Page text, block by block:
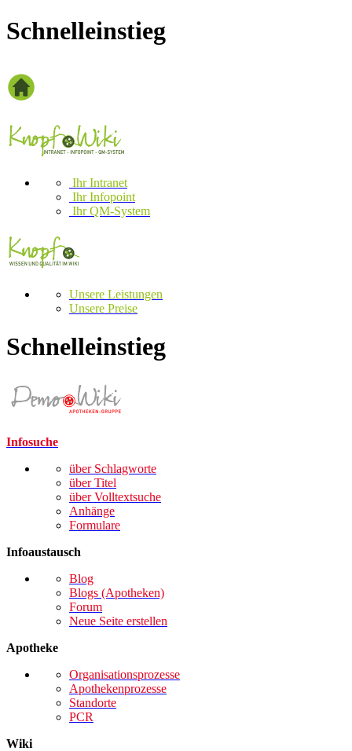
Schnelleinstieg
Ihr Intranet
Ihr Infopoint
Ihr QM-System
Unsere Leistungen
Unsere Preise
Schnelleinstieg
Infosuche
über Schlagworte
über Titel
über Volltextsuche
Anhänge
Formulare
Infoaustausch
Blog
Blogs (Apotheken)
Forum
Neue Seite erstellen
Apotheke
Organisationsprozesse
Apothekenprozesse
Standorte
PCR
Wiki